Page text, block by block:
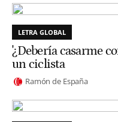
LETRA GLOBAL
'¿Debería casarme
un ciclista
Ramón de España